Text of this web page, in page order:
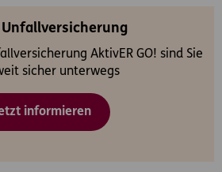
Unfallversicherung
AktivER GO! sind Sie
sicher unterwegs
informieren